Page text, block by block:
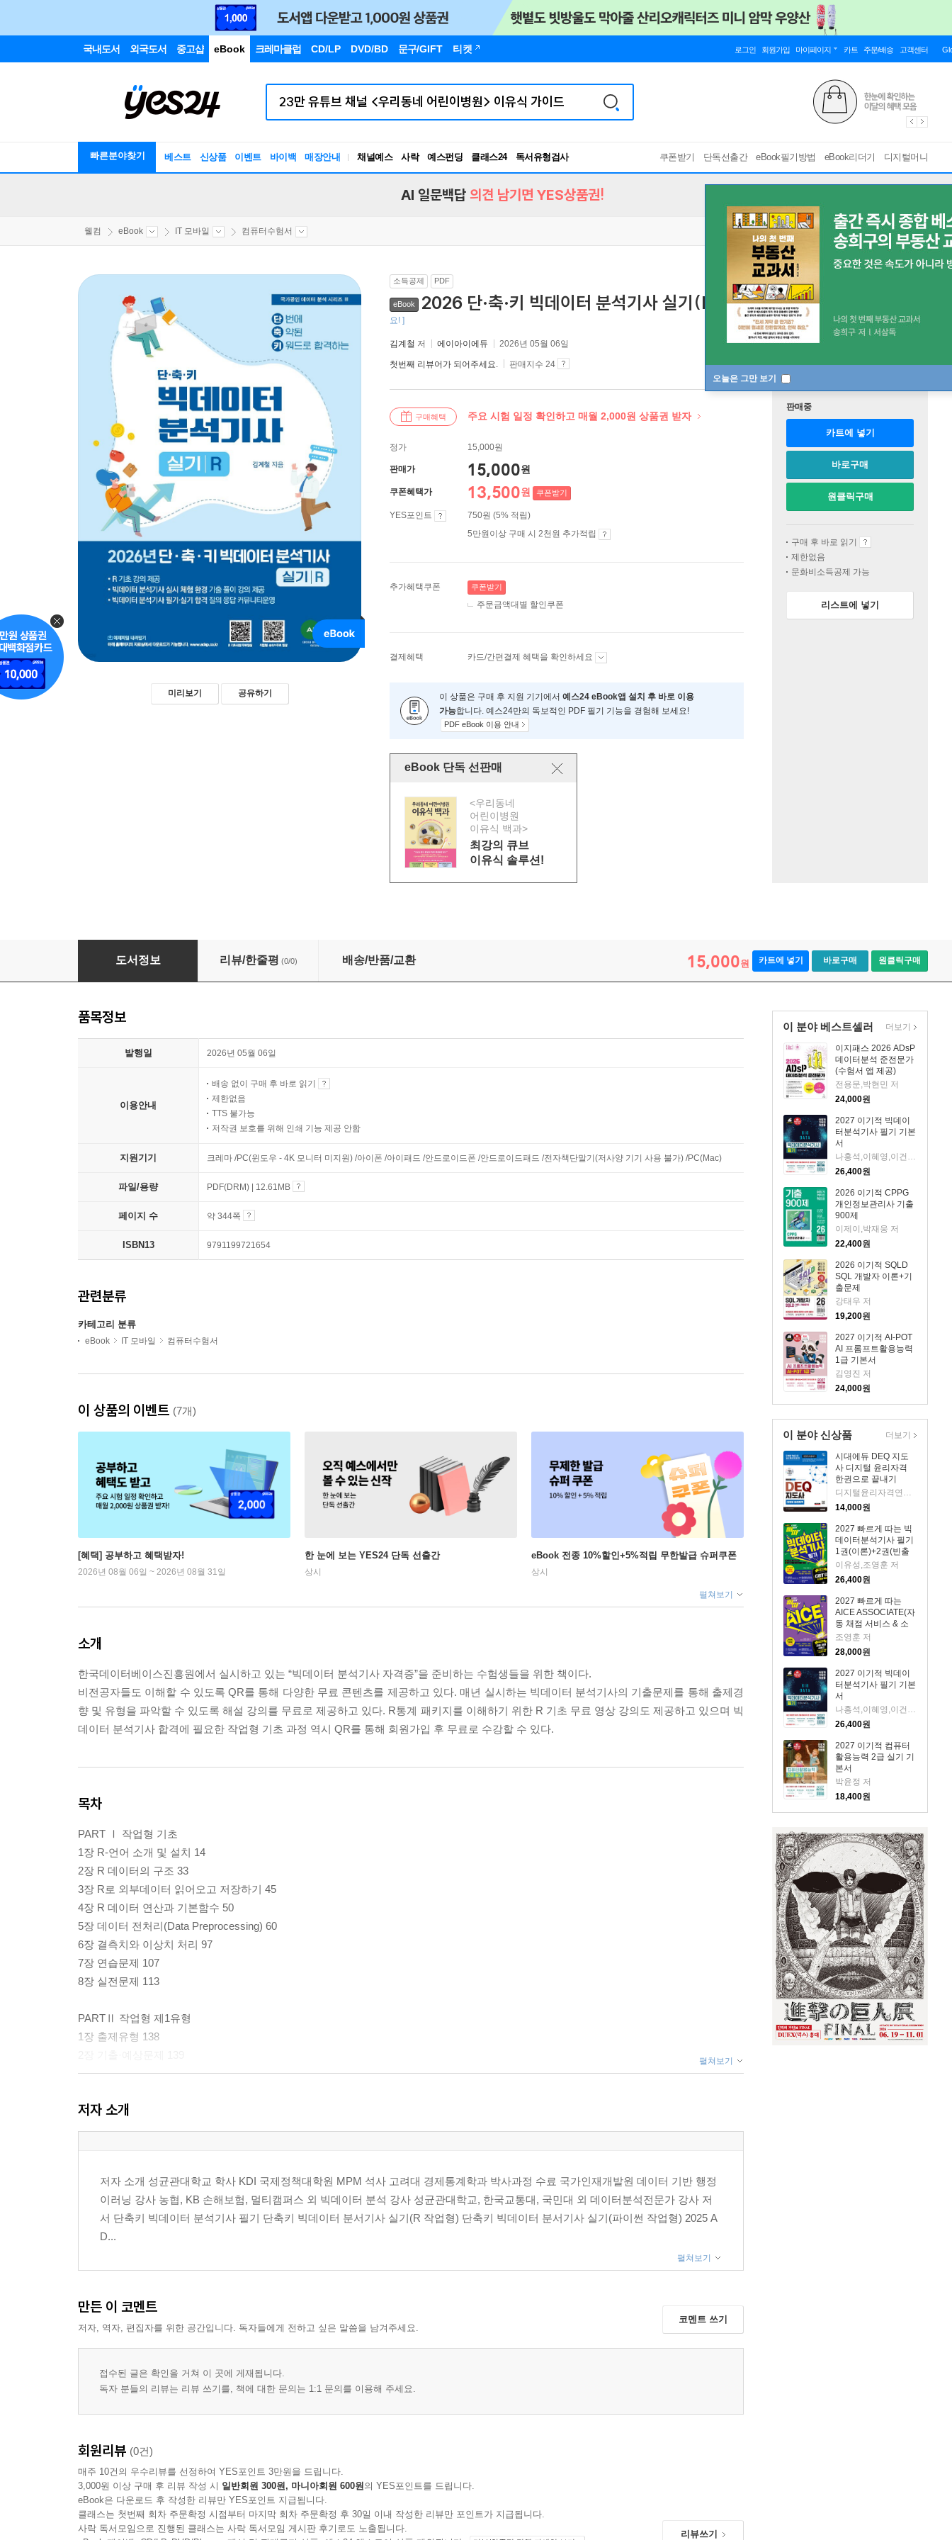
국내도서 외국도서 중고샵 eBook 크레마클럽 CD/LP DVD/BD 문구/GIFT 티켓 로그인 회원가입 마이페이지 카트 주문/배송 고객센터
빠른분야찾기 베스트 신상품 이벤트 바이백 매장안내 채널예스 사락 예스펀딩 클래스24
독서유형검사
RBTI Lab
쿠폰받기 단독선출간 eBook필기방법 eBook리더기 디지털머니
오늘은 그만 보기
AI 일문백답 의견 남기면 YES상품권!
웰컴 eBook IT 모바일 컴퓨터수험서
미리보기 공유하기
소득공제 PDF
eBook 2026 단·축·키 빅데이터 분석기사 실기(R 작업형) [ 스마트한 PDF 필기 기능을 사용해 보세
요! ]
김계철 저 에이아이에듀 2026년 05월 06일
첫번째 리뷰어가 되어주세요. 판매지수 24
구매혜택 주요 시험 일정 확인하고 매월 2,000원 상품권 받자
정가 15,000원
판매가 15,000원
쿠폰혜택가 13,500원 쿠폰받기
YES포인트
750원 (5% 적립)
5만원이상 구매 시 2천원 추가적립
추가혜택쿠폰 쿠폰받기
주문금액대별 할인쿠폰
결제혜택 카드/간편결제 혜택을 확인하세요
이 상품은 구매 후 지원 기기에서 예스24 eBook앱 설치 후 바로 이용
가능합니다. 예스24만의 독보적인 PDF 필기 기능을 경험해 보세요!
PDF eBook 이용 안내
eBook 단독 선판매
<우리동네
어린이병원
이유식 백과>
최강의 큐브
이유식 솔루션!
판매중
카트에 넣기
바로구매
원클릭구매
구매 후 바로 읽기
제한없음
문화비소득공제 가능
리스트에 넣기
2026 단·축·키 빅데이터 분석기사 실기(R 작업형)
도서정보 리뷰/한줄평 (0/0) 배송/반품/교환 15,000원 카트에 넣기 바로구매 원클릭구매
이 분야 베스트셀러
이지패스 2026 ADsP
데이터분석 준전문가
(수험서 앱 제공)
전용문,박현민 저
24,000원
2027 이기적 빅데이
터분석기사 필기 기본
서
나홍석,이혜영,이건길,배원성 저
26,400원
2026 이기적 CPPG
개인정보관리사 기출
900제
이제이,박재웅 저
22,400원
2026 이기적 SQLD
SQL 개발자 이론+기
출문제
강태우 저
19,200원
2027 이기적 AI-POT
AI 프롬프트활용능력
1급 기본서
김영진 저
24,000원
더보기
이 분야 신상품
시대에듀 DEQ 지도
사 디지털 윤리자격
한권으로 끝내기
디지털윤리자격연구회 저
14,000원
2027 빠르게 따는 빅
데이터분석기사 필기
1권(이론)+2권(빈출
족보+기출&모의고사
+XO빈출) 분권, 웹
CBT(PC/모바일) 제
공, 시험 직전 Live 빠
따 특강
이유성,조영훈 저
26,400원
2027 빠르게 따는
AICE ASSOCIATE(자
동 채점 서비스 & 소
스코드 파일 제공)
조영훈 저
28,000원
2027 이기적 빅데이
터분석기사 필기 기본
서
나홍석,이혜영,이건길,배원성 저
26,400원
2027 이기적 컴퓨터
활용능력 2급 실기 기
본서
박윤정 저
18,400원
더보기
품목정보
발행일 2026년 05월 06일
이용안내
배송 없이 구매 후 바로 읽기
제한없음
TTS 불가능
저작권 보호를 위해 인쇄 기능 제공 안함
지원기기 크레마 /PC(윈도우 - 4K 모니터 미지원) /아이폰 /아이패드 /안드로이드폰 /안드로이드패드 /전자책단말기(저사양 기기 사용 불가) /PC(Mac)
파일/용량 PDF(DRM) | 12.61MB
페이지 수 약 344쪽
ISBN13 9791199721654
관련분류
카테고리 분류
eBook IT 모바일 컴퓨터수험서
이 상품의 이벤트 (7개)
[혜택] 공부하고 혜택받자!
2026년 08월 06일 ~ 2026년 08월 31일
한 눈에 보는 YES24 단독 선출간
상시
eBook 전종 10%할인+5%적립 무한발급 슈퍼쿠폰
상시
펼쳐보기
소개
한국데이터베이스진흥원에서 실시하고 있는 “빅데이터 분석기사 자격증”을 준비하는 수험생들을 위한 책이다.
비전공자들도 이해할 수 있도록 QR를 통해 다양한 무료 콘텐츠를 제공하고 있다. 매년 실시하는 빅데이터 분석기사의 기출문제를 통해 출제경
향 및 유형을 파악할 수 있도록 해설 강의를 무료로 제공하고 있다. R통계 패키지를 이해하기 위한 R 기초 무료 영상 강의도 제공하고 있으며 빅
데이터 분석기사 합격에 필요한 작업형 기초 과정 역시 QR를 통해 회원가입 후 무료로 수강할 수 있다.
목차
PART Ⅰ 작업형 기초
1장 R-언어 소개 및 설치 14
2장 R 데이터의 구조 33
3장 R로 외부데이터 읽어오고 저장하기 45
4장 R 데이터 연산과 기본함수 50
5장 데이터 전처리(Data Preprocessing) 60
6장 결측치와 이상치 처리 97
7장 연습문제 107
8장 실전문제 113
PARTⅡ 작업형 제1유형
1장 출제유형 138
1장 출제유형 188
2장 작업형 제2유형을 위한 패키지 소개 189
PART Ⅳ 작업형 제3유형
1장 통계적 가설검정(Test of hypothesis) 278
2장 평균차이 검정 281
3장 분산분석(ANOVA, Analysis of Variance) 291
펼쳐보기
저자 소개
저자 소개 성균관대학교 학사 KDI 국제정책대학원 MPM 석사 고려대 경제통계학과 박사과정 수료 국가인재개발원 데이터 기반 행정
이러닝 강사 농협, KB 손해보험, 멀티캠퍼스 외 빅데이터 분석 강사 성균관대학교, 한국교통대, 국민대 외 데이터분석전문가 강사 저
서 단축키 빅데이터 분석기사 필기 단축키 빅데이터 분서기사 실기(R 작업형) 단축키 빅데이터 분서기사 실기(파이썬 작업형) 2025 A
D...
펼쳐보기
만든 이 코멘트
저자, 역자, 편집자를 위한 공간입니다. 독자들에게 전하고 싶은 말씀을 남겨주세요.
코멘트 쓰기
접수된 글은 확인을 거쳐 이 곳에 게재됩니다.
독자 분들의 리뷰는 리뷰 쓰기를, 책에 대한 문의는 1:1 문의를 이용해 주세요.
회원리뷰 (0건)
매주 10건의 우수리뷰를 선정하여 YES포인트 3만원을 드립니다.
3,000원 이상 구매 후 리뷰 작성 시 일반회원 300원, 마니아회원 600원의 YES포인트를 드립니다.
eBook은 다운로드 후 작성한 리뷰만 YES포인트 지급됩니다.
클래스는 첫번째 회차 주문확정 시점부터 마지막 회차 주문확정 후 30일 이내 작성한 리뷰만 포인트가 지급됩니다.
사락 독서모임으로 진행된 클래스는 사락 독서모임 게시판 후기로도 노출됩니다.
리뷰쓰기